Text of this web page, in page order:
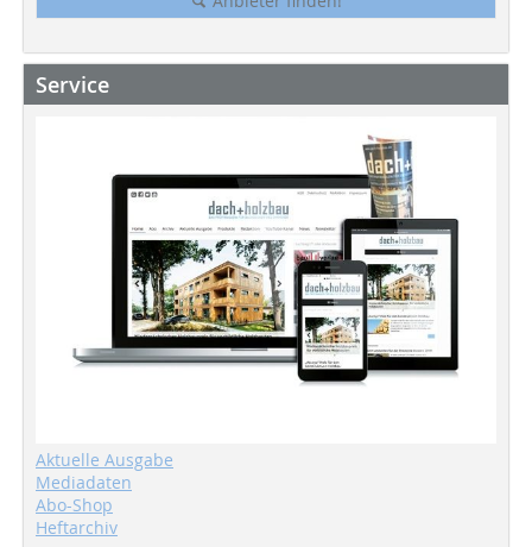
Service
Aktuelle Ausgabe
Mediadaten
Abo-Shop
Heftarchiv